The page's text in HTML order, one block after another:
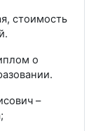
стоимость
о
–